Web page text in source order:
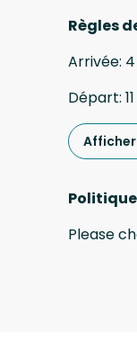
Règles
Arrivée:
Départ:
Please